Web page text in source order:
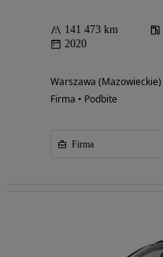
141 473 km
2020
Warszawa (Mazowieckie)
Firma • Podbite
Firma